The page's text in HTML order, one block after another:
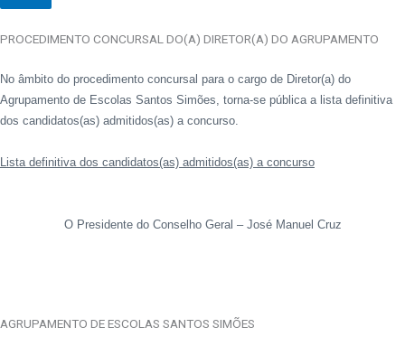
PROCEDIMENTO CONCURSAL DO(A) DIRETOR(A) DO AGRUPAMENTO
No âmbito do procedimento concursal para o cargo de Diretor(a) do
Agrupamento de Escolas Santos Simões, torna-se pública a lista definitiva
dos candidatos(as) admitidos(as) a concurso.
Lista definitiva dos candidatos(as) admitidos(as) a concurso
O Presidente do Conselho Geral – José Manuel Cruz
AGRUPAMENTO DE ESCOLAS SANTOS SIMÕES